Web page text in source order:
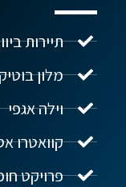
תיירות
מלון
וילה אגפי
קוואטרו
פרויקט
נדל"ן ביוון G.R.E
שלום! איך אפשר